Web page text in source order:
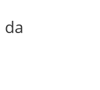
da